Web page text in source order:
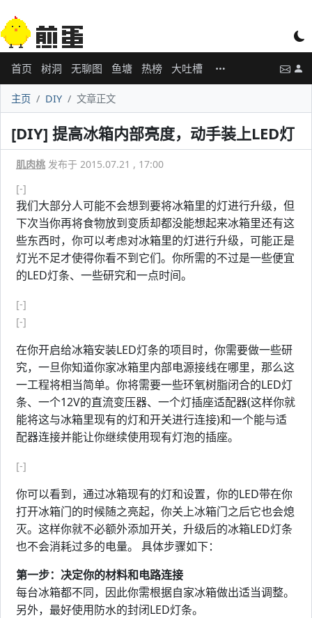
首页 树洞 无聊图 鱼塘 热榜 大吐槽
主页 DIY 文章正文
[DIY] 提高冰箱内部亮度，动手装上LED灯
肌肉桃 发布于 2015.07.21 , 17:00
[-]
我们大部分人可能不会想到要将冰箱里的灯进行升级，但
下次当你再将食物放到变质却都没能想起来冰箱里还有这
些东西时，你可以考虑对冰箱里的灯进行升级，可能正是
灯光不足才使得你看不到它们。你所需的不过是一些便宜
的LED灯条、一些研究和一点时间。
[-]
[-]
在你开启给冰箱安装LED灯条的项目时，你需要做一些研
究，一旦你知道你家冰箱里内部电源接线在哪里，那么这
一工程将相当简单。你将需要一些环氧树脂闭合的LED灯
条、一个12V的直流变压器、一个灯插座适配器(这样你就
能将这与冰箱里现有的灯和开关进行连接)和一个能与适
配器连接并能让你继续使用现有灯泡的插座。
[-]
你可以看到，通过冰箱现有的灯和设置，你的LED带在你
打开冰箱门的时候随之亮起，你关上冰箱门之后它也会熄
灭。这样你就不必额外添加开关，升级后的冰箱LED灯条
也不会消耗过多的电量。 具体步骤如下：
第一步：决定你的材料和电路连接
每台冰箱都不同，因此你需根据自家冰箱做出适当调整。
另外，最好使用防水的封闭LED灯条。